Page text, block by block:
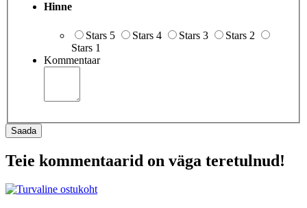
Hinne
Stars 5 Stars 4 Stars 3
Stars 2
Stars 1
Kommentaar
Saada
Teie kommentaarid on väga teretulnud!